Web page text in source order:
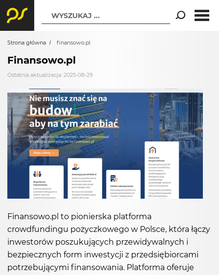
WYSZUKAJ ...
Strona główna finansowo.pl
Finansowo.pl
Ostatnia aktualizacja: 2025-08-29
Finansowo.pl to pionierska platforma
crowdfundingu pożyczkowego w Polsce, która łączy
inwestorów poszukujących przewidywalnych i
bezpiecznych form inwestycji z przedsiębiorcami
potrzebującymi finansowania. Platforma oferuje